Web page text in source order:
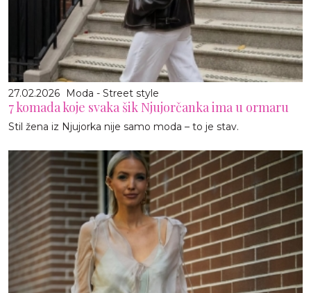
27.02.2026 Moda - Street style
7 komada koje svaka šik Njujorčanka ima u ormaru
Stil žena iz Njujorka nije samo moda – to je stav.